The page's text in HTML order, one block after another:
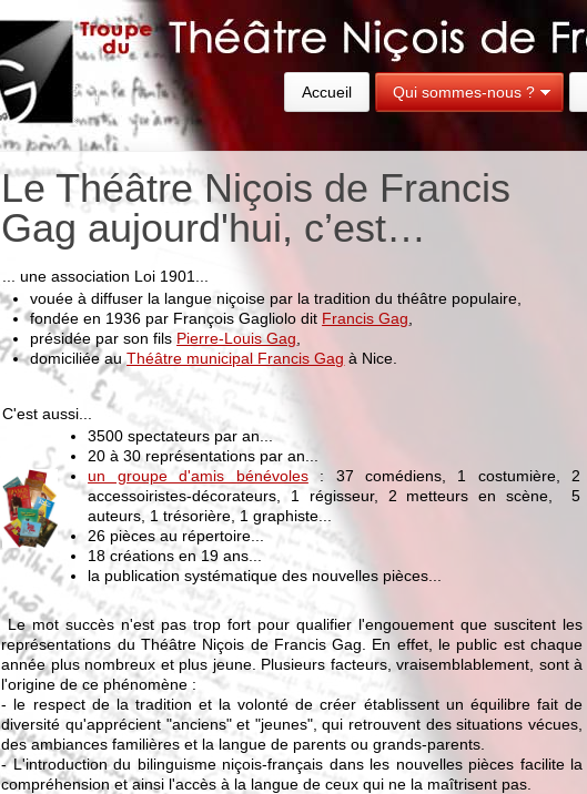
Accueil Qui sommes-nous ?
Le Théâtre Niçois de Francis
Gag aujourd'hui, c’est…
... une association Loi 1901...
vouée à diffuser la langue niçoise par la tradition du théâtre populaire,
fondée en 1936 par François Gagliolo dit Francis Gag
présidée par son fils Pierre-Louis Gag
domiciliée auThéâtre municipal Francis Gag à Nice.
C'est aussi...
3500 spectateurs par an...
20 à 30 représentations par an...
un groupe d'amis bénévoles: 37 comédiens, 1 costumière, 2
accessoiristes-décorateurs, 1 régisseur, 2 metteurs en scène, 5
auteurs, 1 trésorière, 1 graphiste...
26 pièces au répertoire...
18 créations en 19 ans...
la publication systématique des nouvelles pièces...
Le mot succès n'est pas trop fort pour qualifier l'engouement que suscitent les
représentations du Théâtre Niçois de Francis Gag. En effet, le public est chaque
année plus nombreux et plus jeune. Plusieurs facteurs, vraisemblablement, sont à
l'origine de ce phénomène :
- le respect de la tradition et la volonté de créer établissent un équilibre fait de
diversité qu'apprécient "anciens" et "jeunes", qui retrouvent des situations vécues,
des ambiances familières et la langue de parents ou grands-parents.
- L'introduction du bilinguisme niçois-français dans les nouvelles pièces facilite la
compréhension et ainsi l'accès à la langue de ceux qui ne la maîtrisent pas.